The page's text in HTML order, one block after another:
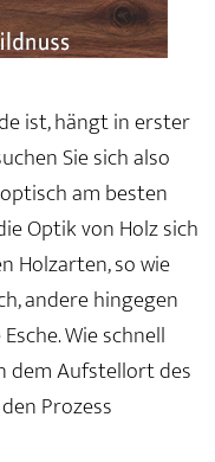
ist, hängt in erster
Sie sich also
am besten
Optik von Holz sich
Holzarten, so wie
andere hingegen
Wie schnell
dem Aufstellort des
Prozess